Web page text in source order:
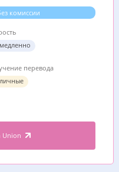
комиссии
перевода
Union